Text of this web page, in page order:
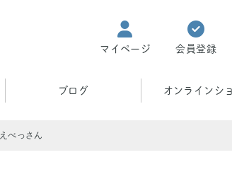
マイページ 会員登録
ブログ オンラインシ
えべっさん